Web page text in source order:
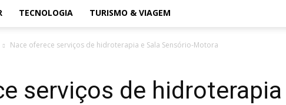
TECNOLOGIA TURISMO & VIAGEM
Nace oferece serviços de hidroterapia e Sala Sensório-Motora
serviços de hidroterapia